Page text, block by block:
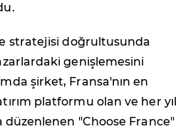
stratejisi doğrultusunda
genişlemesini
şirket, Fransa'nın en
platformu olan ve her yıl
düzenlenen "Choose France"